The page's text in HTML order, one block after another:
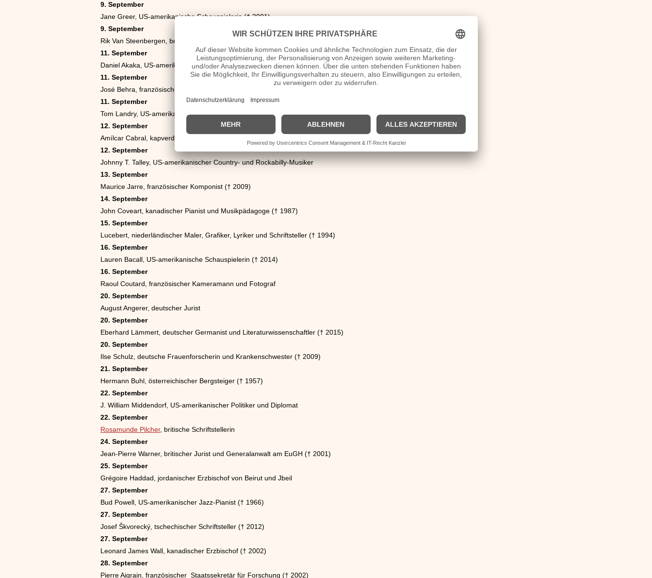
9. September
Jane Greer, US-amerikanische Schauspielerin († 2001)
9. September
Rik Van Steenbergen, belgischer Radrennfahrer († 2003)
11. September
Daniel Akaka, US-amerikanischer Politiker
11. September
José Behra, französischer Automobilrennfahrer († 1997)
11. September
Tom Landry, US-amerikanischer American-Football-Trainer und -Spieler († 2000)
12. September
Amílcar Cabral, kapverdischer Politiker und Unabhängigkeitskämpfer († 1973)
12. September
Johnny T. Talley, US-amerikanischer Country- und Rockabilly-Musiker
13. September
Maurice Jarre, französischer Komponist († 2009)
14. September
John Coveart, kanadischer Pianist und Musikpädagoge († 1987)
15. September
Lucebert, niederländischer Maler, Grafiker, Lyriker und Schriftsteller († 1994)
16. September
Lauren Bacall, US-amerikanische Schauspielerin († 2014)
16. September
Raoul Coutard, französischer Kameramann und Fotograf
20. September
August Angerer, deutscher Jurist
20. September
Eberhard Lämmert, deutscher Germanist und Literaturwissenschaftler († 2015)
20. September
Ilse Schulz, deutsche Frauenforscherin und Krankenschwester († 2009)
21. September
Hermann Buhl, österreichischer Bergsteiger († 1957)
22. September
J. William Middendorf, US-amerikanischer Politiker und Diplomat
22. September
Rosamunde Pilcher, britische Schriftstellerin
24. September
Jean-Pierre Warner, britischer Jurist und Generalanwalt am EuGH († 2001)
25. September
Grégoire Haddad, jordanischer Erzbischof von Beirut und Jbeil
27. September
Bud Powell, US-amerikanischer Jazz-Pianist († 1966)
27. September
Josef Škvorecký, tschechischer Schriftsteller († 2012)
27. September
Leonard James Wall, kanadischer Erzbischof († 2002)
28. September
Pierre Aigrain, französischer Staatssekretär für Forschung († 2002)